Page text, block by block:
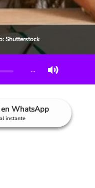
Shutterstock
…
en WhatsApp
instante